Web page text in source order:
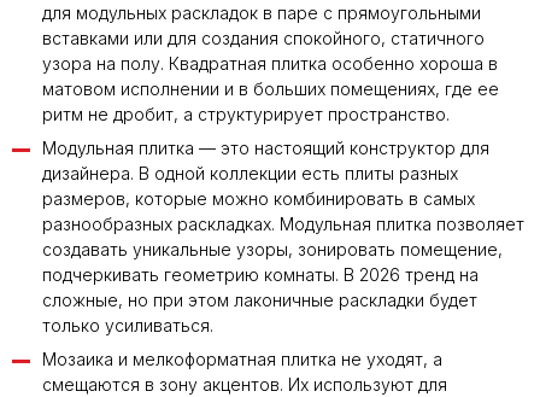
для модульных раскладок в паре с прямоугольными
вставками или для создания спокойного, статичного
узора на полу. Квадратная плитка особенно хороша в
матовом исполнении и в больших помещениях, где ее
ритм не дробит, а структурирует пространство.
Модульная плитка — это настоящий конструктор для
дизайнера. В одной коллекции есть плиты разных
размеров, которые можно комбинировать в самых
разнообразных раскладках. Модульная плитка позволяет
создавать уникальные узоры, зонировать помещение,
подчеркивать геометрию комнаты. В 2026 тренд на
сложные, но при этом лаконичные раскладки будет
только усиливаться.
Мозаика и мелкоформатная плитка не уходят, а
смещаются в зону акцентов. Их используют для